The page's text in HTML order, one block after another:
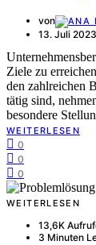
von
13. Juli 2023
Ziele zu
den zahlreichen
tätig sind,
besondere
WEITERLESEN
0
0
0
WEITERLESEN
13,6K
3 Minuten